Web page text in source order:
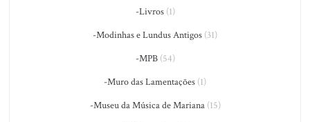
-Livros(1)
-Modinhas e Lundus Antigos (31)
-MPB(54)
-Muro das Lamentações (1)
-Museu da Música de Mariana(15)